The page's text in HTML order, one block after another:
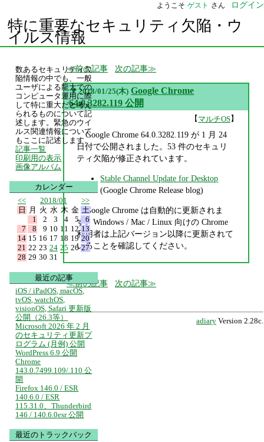
ようこそ ゲスト さん ログイン
特に重要なセキュリティ欠陥・ウ
イルス情報
前の記事 次の記事
▼ 2018/01/25(木) Google Chrome
64.0.3282.119 公開
【マルチOS】
Google Chrome 64.0.3282.119 が 1 月 24
日付で公開されました。53 件のセキュリ
ティ欠陥が修正されています。
Stable Channel Update for Desktop
(Google Chrome Release blog)
Google Chrome は自動的に更新されま
す。Windows / Mac / Linux 向けの Chrome
利用者は上記バージョン以降に更新されて
いることを確認してください。
前の記事 次の記事
adiary Version 2.28c.
数あるセキュリティ欠
陥情報の中でも、一般
ユーザによる龍大での
コンピュータ運用に際
して特に重大だと考え
られるものについて記
述します。緊急のウイ
ルス関連情報について
もここに記述します。
記事一覧
印刷用の表示
画像アルバム
カレンダー
<<
2018/01
>>
日
月 火 水 木 金 土
1
2 3 4 5
6
7
8 9 10 11 12 13
14 15 16 17 18 19 20
21 22 23 24 25 26 27
28 29 30 31
最近の記事
iOS / iPadOS, macOS,
tvOS, watchOS,
visionOS, Safari 更新版
公開（26.3等）
Microsoft 2026 年 2 月
のセキュリティ更新プ
ログラム (月例) 公開
WordPress 6.9 公開
Chrome
143.0.7499.109/.110 公
開
Firefox 146.0 / ESR
140.6.0 / ESR
115.31.0、Thunderbird
146 / 140.6.0esr 公開
最近のトラックバック